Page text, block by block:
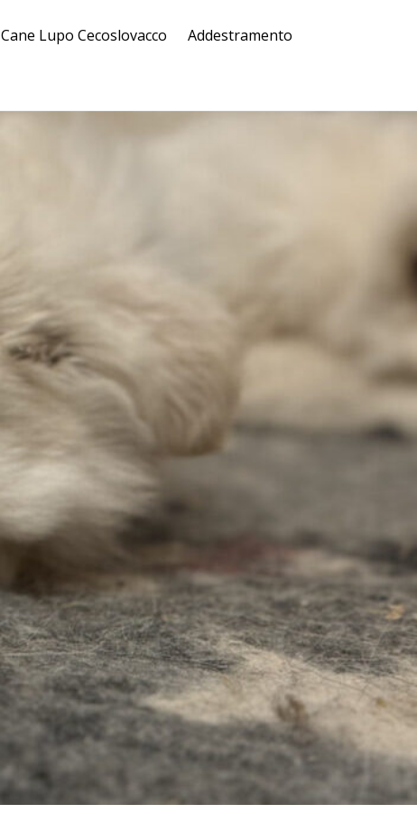
Cane Lupo Cecoslovacco Addestramento